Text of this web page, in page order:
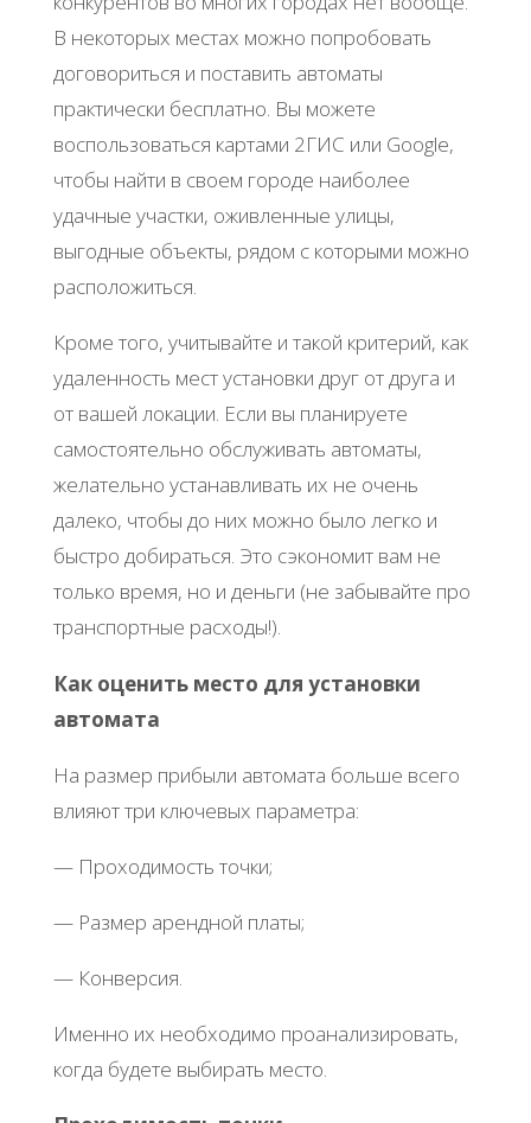
В некоторых местах можно попробовать
договориться и поставить автоматы
практически бесплатно. Вы можете
воспользоваться картами 2ГИС или Google,
чтобы найти в своем городе наиболее
удачные участки, оживленные улицы,
выгодные объекты, рядом с которыми можно
расположиться.
Кроме того, учитывайте и такой критерий, как
удаленность мест установки друг от друга и
от вашей локации. Если вы планируете
самостоятельно обслуживать автоматы,
желательно устанавливать их не очень
далеко, чтобы до них можно было легко и
быстро добираться. Это сэкономит вам не
только время, но и деньги (не забывайте про
транспортные расходы!).
Как оценить место для установки
автомата
На размер прибыли автомата больше всего
влияют три ключевых параметра:
— Проходимость точки;
— Размер арендной платы;
— Конверсия.
Именно их необходимо проанализировать,
когда будете выбирать место.